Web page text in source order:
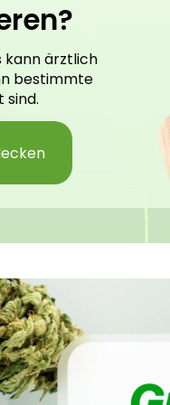
kann ärztlich
bestimmte
sind.